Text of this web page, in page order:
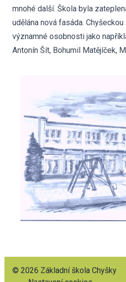
mnohé další. Škola byla
udělána nová fasáda.
významné osobnosti jako
Antonín Šít, Bohumil Matějíček,
© 2026 Základní škola Chyšky